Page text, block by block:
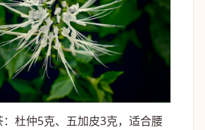
杜仲5克、五加皮3克，适合腰